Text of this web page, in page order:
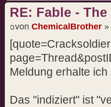
RE: Fable -
von ChemicalBrother
Meldung erhalte
Das "indiziert" ist